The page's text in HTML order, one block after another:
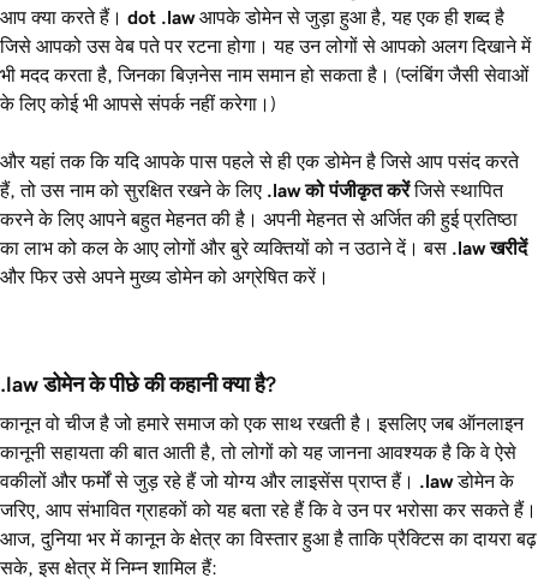
आप क्या करते हैं। dot .lawआपके डोमेन से जुड़ा हुआ है, यह एक ही शब्द है
जिसे आपको उस वेब पते पर रटना होगा। यह उन लोगों से आपको अलग दिखाने में
भी मदद करता है, जिनका बिज़नेस नाम समान हो सकता है। (प्लंबिंग जैसी सेवाओं
के लिए कोई भी आपसे संपर्क नहीं करेगा।)
और यहां तक कि यदि आपके पास पहले से ही एक डोमेन है जिसे आप पसंद करते
हैं, तो उस नाम को सुरक्षित रखने के लिए .lawको पंजीकृत करेंजिसे स्थापित
करने के लिए आपने बहुत मेहनत की है। अपनी मेहनत से अर्जित की हुई प्रतिष्ठा
का लाभ को कल के आए लोगों और बुरे व्यक्तियों को न उठाने दें। बस .lawखरीदें
और फिर उसे अपने मुख्य डोमेन को अग्रेषित करें।
.law डोमेन के पीछे की कहानी क्या है?
कानून वो चीज है जो हमारे समाज को एक साथ रखती है। इसलिए जब ऑनलाइन
कानूनी सहायता की बात आती है, तो लोगों को यह जानना आवश्यक है कि वे ऐसे
वकीलों और फर्मों से जुड़ रहे हैं जो योग्य और लाइसेंस प्राप्त हैं।
.lawडोमेन के
जरिए, आप संभावित ग्राहकों को यह बता रहे हैं कि वे उन पर भरोसा कर सकते हैं।
आज, दुनिया भर में कानून के क्षेत्र का विस्तार हुआ है ताकि प्रैक्टिस का दायरा बढ़
सके, इस क्षेत्र में निम्न शामिल हैं: